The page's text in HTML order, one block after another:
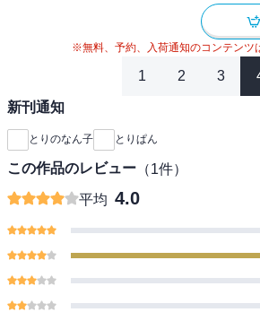
※無料、予約、入荷通知のコンテンツ
1 2 3
新刊通知
とりのなん子 とりぱん
この作品のレビュー （1件）
平均 4.0